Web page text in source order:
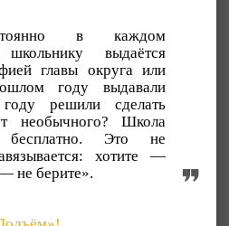
в каждом
школьнику выдаётся
главы округа или
году выдавали
решили сделать
необычного? Школа
бесплатно. Это не
хотите —
не берите».